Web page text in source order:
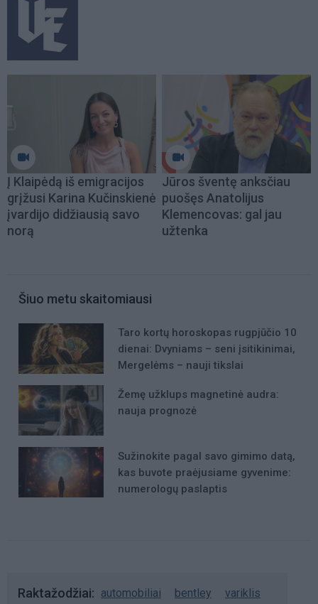
Į Klaipėdą iš emigracijos
grįžusi Karina Kučinskienė
įvardijo didžiausią savo
norą
Jūros šventę anksčiau
puošęs Anatolijus
Klemencovas: gal jau
užtenka
Šiuo metu skaitomiausi
Taro kortų horoskopas rugpjūčio 10
dienai: Dvyniams – seni įsitikinimai,
Mergelėms – nauji tikslai
Žemę užklups magnetinė audra:
nauja prognozė
Sužinokite pagal savo gimimo datą,
kas buvote praėjusiame gyvenime:
numerologų paslaptis
Raktažodžiai automobiliai bentley variklis